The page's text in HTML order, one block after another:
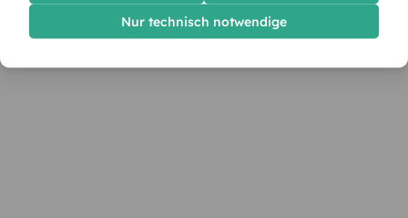
Nur technisch notwendige